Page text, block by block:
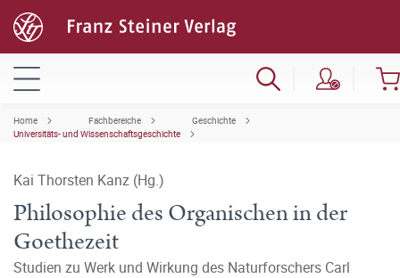
Home Fachbereiche
Geschichte
Universitäts- und Wissenschaftsgeschichte
Kai Thorsten Kanz (Hg.)
Philosophie des Organischen in der
Goethezeit
Studien zu Werk und Wirkung des Naturforschers Carl